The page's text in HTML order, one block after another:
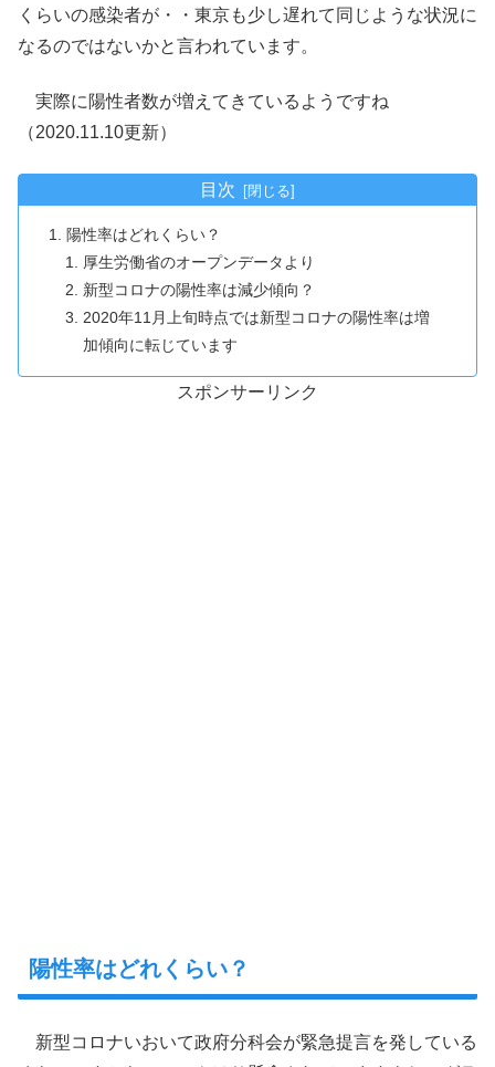
くらいの感染者が・・東京も少し遅れて同じような状況に
なるのではないかと言われています。
実際に陽性者数が増えてきているようですね
（2020.11.10更新）
目次
陽性率はどれくらい？
厚生労働省のオープンデータより
新型コロナの陽性率は減少傾向？
2020年11月上旬時点では新型コロナの陽性率は増
加傾向に転じています
スポンサーリンク
陽性率はどれくらい？
新型コロナいおいて政府分科会が緊急提言を発している